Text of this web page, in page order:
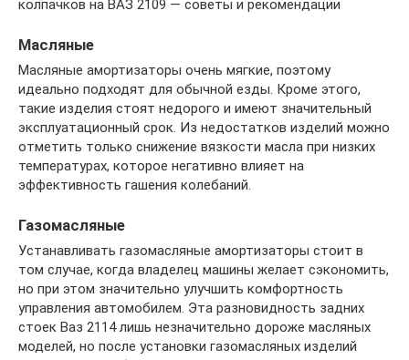
колпачков на ВАЗ 2109 — советы и рекомендации
Масляные
Масляные амортизаторы очень мягкие, поэтому
идеально подходят для обычной езды. Кроме этого,
такие изделия стоят недорого и имеют значительный
эксплуатационный срок. Из недостатков изделий можно
отметить только снижение вязкости масла при низких
температурах, которое негативно влияет на
эффективность гашения колебаний.
Газомасляные
Устанавливать газомасляные амортизаторы стоит в
том случае, когда владелец машины желает сэкономить,
но при этом значительно улучшить комфортность
управления автомобилем. Эта разновидность задних
стоек Ваз 2114 лишь незначительно дороже масляных
моделей, но после установки газомасляных изделий